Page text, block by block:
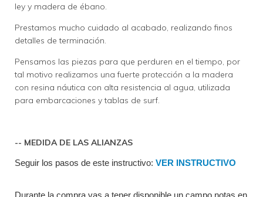
ley y madera de ébano.
Prestamos mucho cuidado al acabado, realizando finos
detalles de terminación.
Pensamos las piezas para que perduren en el tiempo, por
tal motivo realizamos una fuerte protección a la madera
con resina náutica con alta resistencia al agua, utilizada
para embarcaciones y tablas de surf.
-- MEDIDA DE LAS ALIANZAS
Seguir los pasos de este instructivo: VER INSTRUCTIVO